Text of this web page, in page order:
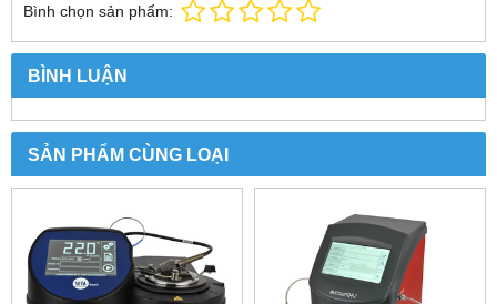
Bình chọn sản phẩm:
BÌNH LUẬN
SẢN PHẨM CÙNG LOẠI